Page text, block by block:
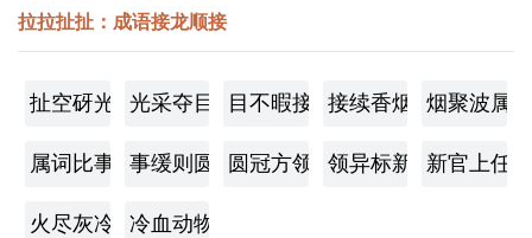
拉拉扯扯：成语接龙顺接
扯空砑光 光采夺目 目不暇接 接续香烟 烟聚波属
属词比事 事缓则圆 圆冠方领 领异标新 新官上任
火尽灰冷 冷血动物